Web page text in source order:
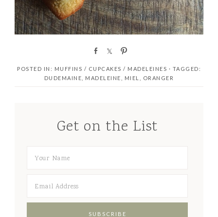
a
r
a
r
n
POSTED IN: MUFFINS / CUPCAKES / MADELEINES · TAGGED:
DUDEMAINE
MADELEINE MIEL ORANGER
Get on the List